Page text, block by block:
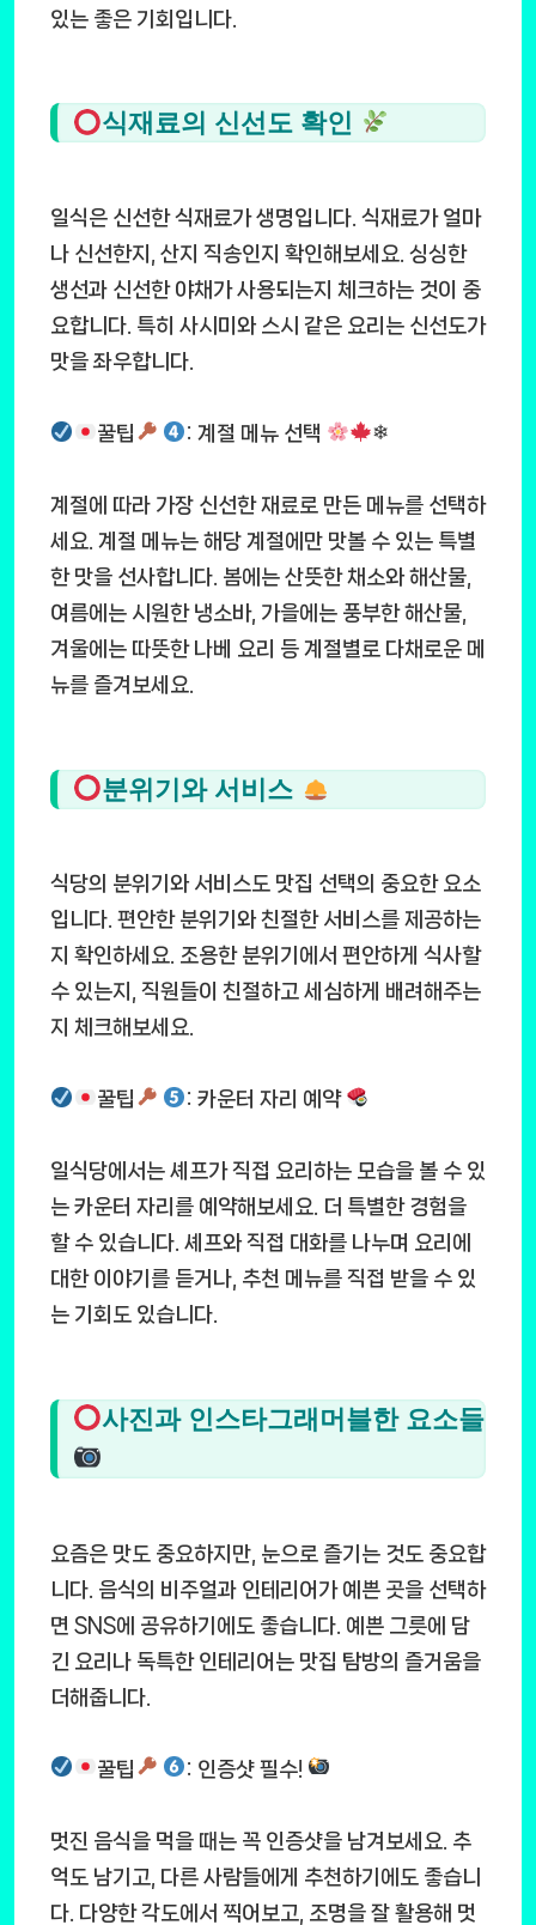
있는 좋은 기회입니다.
식재료의 신선도 확인
일식은 신선한 식재료가 생명입니다. 식재료가 얼마
나 신선한지, 산지 직송인지 확인해보세요. 싱싱한
생선과 신선한 야채가 사용되는지 체크하는 것이 중
요합니다. 특히 사시미와 스시 같은 요리는 신선도가
맛을 좌우합니다.
꿀팁 : 계절 메뉴 선택 ❄
계절에 따라 가장 신선한 재료로 만든 메뉴를 선택하
세요. 계절 메뉴는 해당 계절에만 맛볼 수 있는 특별
한 맛을 선사합니다. 봄에는 산뜻한 채소와 해산물,
여름에는 시원한 냉소바, 가을에는 풍부한 해산물,
겨울에는 따뜻한 나베 요리 등 계절별로 다채로운 메
뉴를 즐겨보세요.
분위기와 서비스
식당의 분위기와 서비스도 맛집 선택의 중요한 요소
입니다. 편안한 분위기와 친절한 서비스를 제공하는
지 확인하세요. 조용한 분위기에서 편안하게 식사할
수 있는지, 직원들이 친절하고 세심하게 배려해주는
지 체크해보세요.
꿀팁 : 카운터 자리 예약
일식당에서는 셰프가 직접 요리하는 모습을 볼 수 있
는 카운터 자리를 예약해보세요. 더 특별한 경험을
할 수 있습니다. 셰프와 직접 대화를 나누며 요리에
대한 이야기를 듣거나, 추천 메뉴를 직접 받을 수 있
는 기회도 있습니다.
사진과 인스타그래머블한 요소들
요즘은 맛도 중요하지만, 눈으로 즐기는 것도 중요합
니다. 음식의 비주얼과 인테리어가 예쁜 곳을 선택하
면 SNS에 공유하기에도 좋습니다. 예쁜 그릇에 담
긴 요리나 독특한 인테리어는 맛집 탐방의 즐거움을
더해줍니다.
꿀팁 : 인증샷 필수!
멋진 음식을 먹을 때는 꼭 인증샷을 남겨보세요. 추
억도 남기고, 다른 사람들에게 추천하기에도 좋습니
다. 다양한 각도에서 찍어보고, 조명을 잘 활용해 멋